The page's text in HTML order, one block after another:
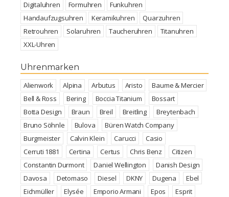
Digitaluhren Formuhren
Funkuhren
Handaufzugsuhren
Keramikuhren
Quarzuhren
Retrouhren
Solaruhren Taucheruhren
Titanuhren
XXL-Uhren
Uhrenmarken
Alienwork Alpina Arbutus Aristo
Baume & Mercier
Bell & Ross
Bering Boccia Titanium
Bossart
Botta Design
Braun Breil Breitling
Breytenbach
Bruno Söhnle
Bulova
Büren Watch Company
Burgmeister
Calvin Klein Carucci
Casio
Cerruti 1881
Certina Certus Chris Benz
Citizen
Constantin Durmont
Daniel Wellington
Danish Design
Davosa
Detomaso Diesel DKNY Dugena
Ebel
Eichmüller
Elysée Emporio Armani Epos
Esprit